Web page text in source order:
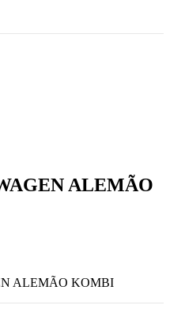
ALEMÃO
ALEMÃO KOMBI